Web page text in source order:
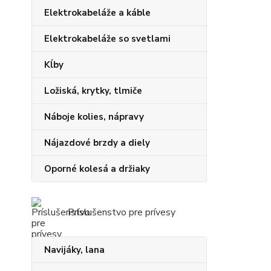
Elektrokabeláže a káble
Elektrokabeláže so svetlami
Kĺby
Ložiská, krytky, tlmiče
Náboje kolies, nápravy
Nájazdové brzdy a diely
Oporné kolesá a držiaky
Príslušenstvo pre prívesy
Navijáky, lana